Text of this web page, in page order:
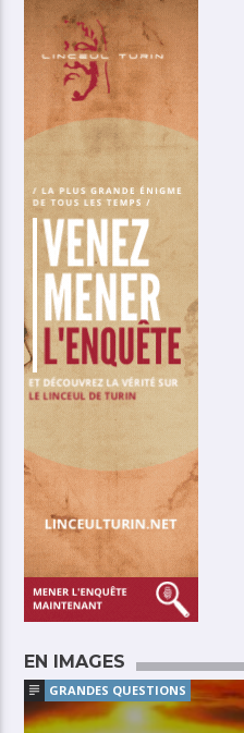
EN IMAGES
GRANDES QUESTIONS